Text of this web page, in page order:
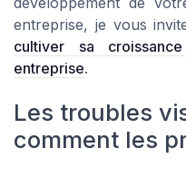
entreprise, je vous
cultiver sa
entreprise.
Les troubles
comment les